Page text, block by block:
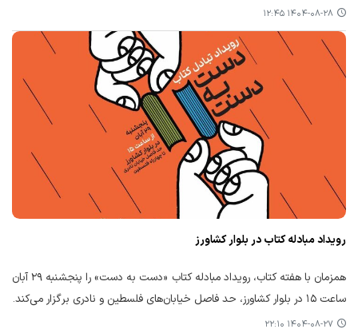
۱۴۰۴-۰۸-۲۸ ۱۲:۴۵
رویداد مبادله کتاب در بلوار کشاورز
همزمان با هفته کتاب، رویداد مبادله کتاب «دست به دست» را پنجشنبه ۲۹ آبان
ساعت ۱۵ در بلوار کشاورز، حد فاصل خیابان‌های فلسطین و نادری برگزار می‌کند.
۱۴۰۴-۰۸-۲۷ ۲۲:۱۰